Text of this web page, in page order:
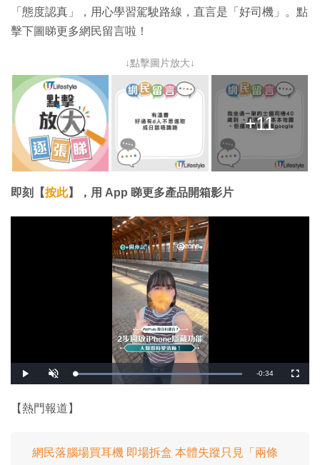
「態度認真」，用心學習駕駛路線，直言是「好司機」。點
擊下圖睇更多網民留言啦！
↓點擊圖片放大↓
+11
即刻【按此】，用 App 睇更多產品開箱影片
播
放
開
啟
載
入
0
%
剩
-0:34
全
螢
【熱門報道】
網民落腦場買耳機 即場拆盒 本體失蹤只見「兩條